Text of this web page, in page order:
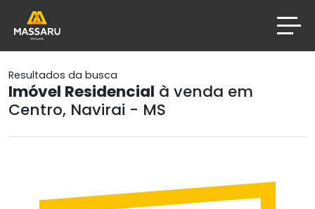
Resultados da busca
Imóvel Residencial à venda em
Centro, Navirai - MS